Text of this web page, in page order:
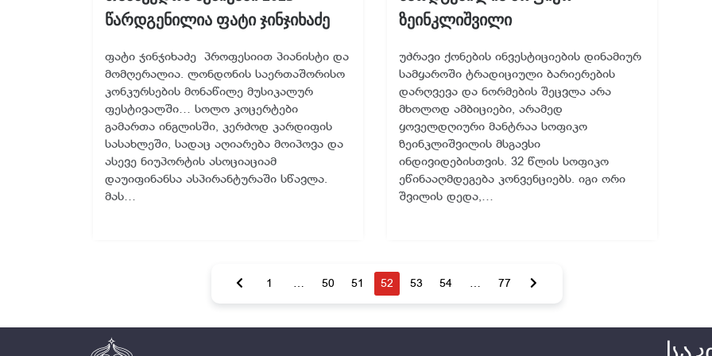
წარდგენილია ფატი ჯინჯიხაძე
ფატი ჯინჯიხაძე პროფესიით პიანისტი და
მომღერალია. ლონდონის საერთაშორისო
კონკურსების მონაწილე მუსიკალურ
ფესტივალში… სოლო კოცერტები
გამართა ინგლისში, კერძოდ კარდიფის
სასახლეში, სადაც აღიარება მოიპოვა და
ასევე ნიუპორტის ასოციაციამ
დაუიფინანსა ასპირანტურაში სწავლა.
მას…
ზეინკლიშვილი
უძრავი ქონების ინვესტიციების დინამიურ
სამყაროში ტრადიციული ბარიერების
დარღვევა და ნორმების შეცვლა არა
მხოლოდ ამბიციები, არამედ
ყოველდღიური მანტრაა სოფიკო
ზეინკლიშვილის მსგავსი
ინდივიდებისთვის. 32 წლის სოფიკო
ეწინააღმდეგება კონვენციებს. იგი ორი
შვილის დედა,…
1 … 50 51 52 53 54 … 77